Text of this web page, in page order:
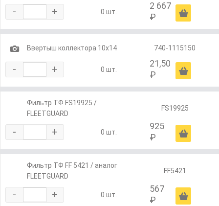
- + 0 шт.
2 667
₽
Ä
1 Ввертыш коллектора 10х14 740-1115150
- + 0 шт.
21,50
₽
Ä
Фильтр ТФ FS19925 /
FLEETGUARD
FS19925
- + 0 шт.
925
₽
Ä
Фильтр ТФ FF 5421 / аналог
FLEETGUARD
FF5421
- + 0 шт.
567
₽
Ä